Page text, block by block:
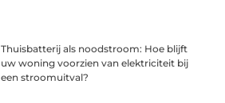
Thuisbatterij als noodstroom: Hoe blijft
uw woning voorzien van elektriciteit bij
een stroomuitval?